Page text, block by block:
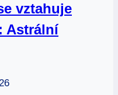
vztahuje
Astrální